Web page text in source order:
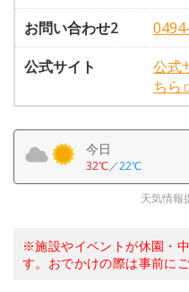
お問い合わせ2
公式サイト
公式
ちら
今日
32℃／22℃
天気情報
※施設やイベントが休園・
す。おでかけの際は事前に